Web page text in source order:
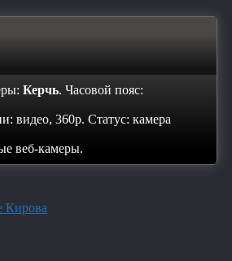
Керчь. Часовой пояс:
видео, 360p. Статус: камера
веб-камеры.